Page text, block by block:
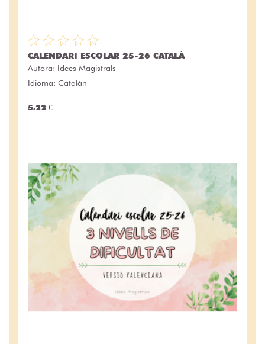
CALENDARI ESCOLAR 25-26 CATALÀ
Autora: Idees Magistrals
Idioma: Catalán
5.22 €